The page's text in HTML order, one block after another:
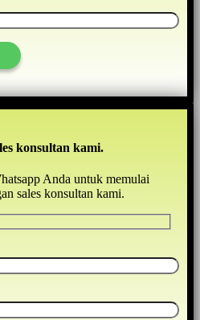
konsultan kami.
Anda untuk memulai
sales konsultan kami.